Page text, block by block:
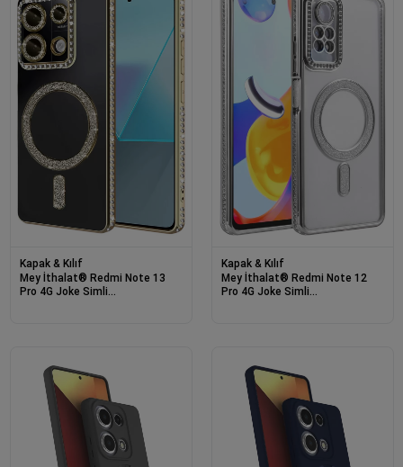
Kapak & Kılıf
Mey İthalat® Redmi Note 13
Pro 4G Joke Simli
Kapak & Kılıf
Mey İthalat® Redmi Note 12
Pro 4G Joke Simli